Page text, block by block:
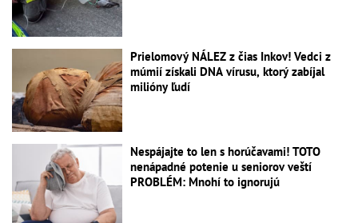
Prielomový NÁLEZ z čias Inkov! Vedci z
múmií získali DNA vírusu, ktorý zabíjal
milióny ľudí
Nespájajte to len s horúčavami! TOTO
nenápadné potenie u seniorov veští
PROBLÉM: Mnohí to ignorujú